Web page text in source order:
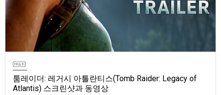
툼레이더: 레거시 아틀란티스(Tomb Raider: Legacy of
Atlantis) 스크린샷과 동영상